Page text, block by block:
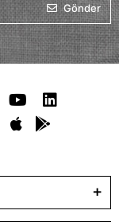
Gönder